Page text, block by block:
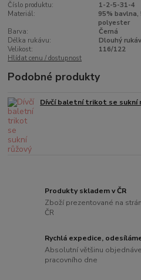
Číslo produktu:
1-2-5-31-4
Materiál:
95% bavlna,
polyester
Barva:
Černá
Délka rukávu:
Dlouhý rukáv
Velikost:
116/122
Hlídat cenu / dostupnost
Podobné produkty
Dívčí baletní trikot se sukní
Produkty skladem v ČR
Zboží prezentované na
ČR
Rychlá expedice,
Absolutní většinu
pracovního dne